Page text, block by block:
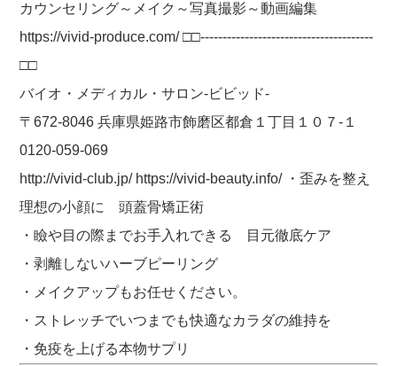
カウンセリング～メイク～写真撮影～動画編集
https://vivid-produce.com/ □□---------------------------------------
□□
バイオ・メディカル・サロン-ビビッド-
〒672-8046 兵庫県姫路市飾磨区都倉１丁目１０７-１
0120-059-069
http://vivid-club.jp/ https://vivid-beauty.info/ ・歪みを整え
理想の小顔に 頭蓋骨矯正術
・瞼や目の際までお手入れできる 目元徹底ケア
・剥離しないハーブピーリング
・メイクアップもお任せください。
・ストレッチでいつまでも快適なカラダの維持を
・免疫を上げる本物サプリ